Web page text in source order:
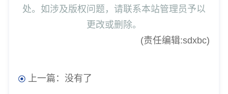
处。如涉及版权问题，请联系本站管理员予以
更改或删除。
(责任编辑:sdxbc)
上一篇：没有了